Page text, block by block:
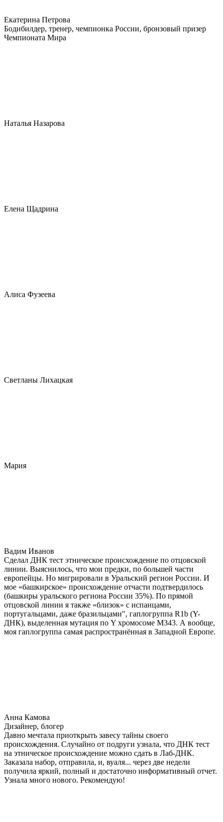
Екатерина Петрова
Бодибилдер, тренер, чемпионка России, бронзовый призер
Чемпионата Мира
Наталья Назарова
Елена Щадрина
Алиса Фузеева
Светланы Лихацкая
Мария
Вадим Иванов
Сделал ДНК тест этническое происхождение по отцовской
линии. Выяснилось, что мои предки, по большей части
европейцы. Но мигрировали в Уральский регион России. И
мое «башкирское» происхождение отчасти подтвердилось
(башкиры уральского региона России 35%). По прямой
отцовской линии я также «близок» с испанцами,
португальцами, даже бразильцами", гаплогруппа R1b (Y-
ДНК), выделенная мутация по Y хромосоме М343. А вообще,
моя гаплогруппа самая распространённая в Западной Европе.
Анна Камова
Дизайнер, блогер
Давно мечтала приоткрыть завесу тайны своего
происхождения. Случайно от подруги узнала, что ДНК тест
на этническое происхождение можно сдать в Лаб-ДНК.
Заказала набор, отправила, и, вуаля... через две недели
получила яркий, полный и достаточно информативный отчет.
Узнала много нового. Рекомендую!